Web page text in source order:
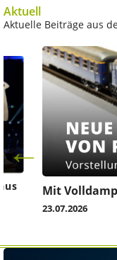
Aktuell
Aktuelle Beiträge aus
Mit
23.07.2026